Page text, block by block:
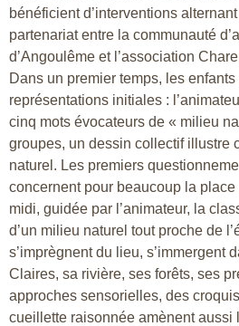
bénéficient d’interventions
partenariat entre la communauté
d’Angoulême et l’association
Dans un premier temps, les
représentations initiales :
cinq mots évocateurs de « milieu
groupes, un dessin collectif illustre
naturel. Les premiers
concernent pour beaucoup la place
midi, guidée par l’animateur, la
d’un milieu naturel tout proche de
s’imprègnent du lieu, s’immergent
Claires, sa rivière, ses forêts, ses
approches sensorielles, des
cueillette raisonnée amènent aussi